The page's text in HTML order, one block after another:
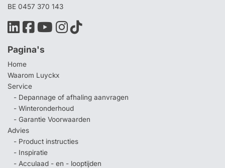
BE 0457 370 143
Pagina's
Home
Waarom Luyckx
Service
- Depannage of afhaling aanvragen
- Winteronderhoud
- Garantie Voorwaarden
Advies
- Product instructies
- Inspiratie
- Acculaad - en - looptijden